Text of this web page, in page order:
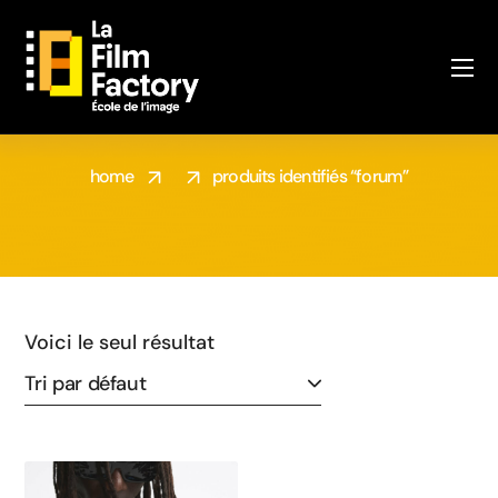
SHOP
home produits identifiés “forum”
Voici le seul résultat